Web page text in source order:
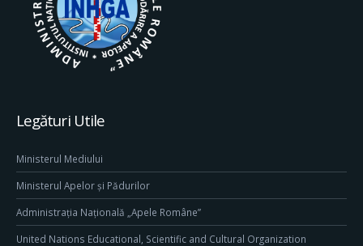
Legături Utile
Ministerul Mediului
Ministerul Apelor și Pădurilor
Administrația Națională „Apele Române”
United Nations Educational, Scientific and Cultural Organization